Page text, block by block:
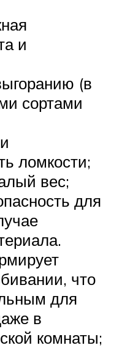
и
(в
сортами
ломкости;
вес;
для
что
для
в
комнаты;